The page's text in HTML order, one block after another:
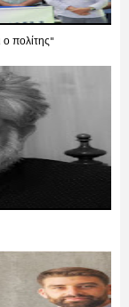
πολίτης"